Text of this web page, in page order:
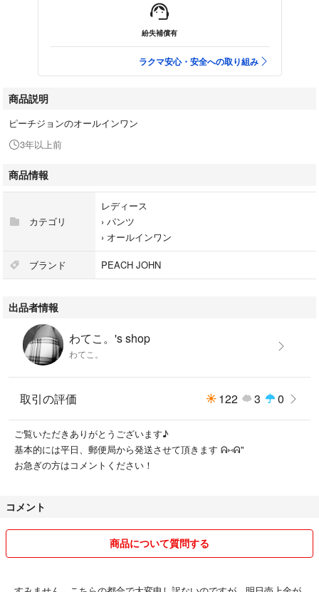
紛失補償有
ラクマ安心・安全への取り組み
商品説明
ピーチジョンのオールインワン
3年以上前
商品情報
カテゴリ
レディース
› パンツ
› オールインワン
ブランド PEACH JOHN
出品者情報
わてこ。's shop
わてこ。
取引の評価 122 3 0
ご覧いただきありがとうございます♪
基本的には平日、郵便局から発送させて頂きます ᕱ⑅︎ᕱ"
お急ぎの方はコメントください！
コメント
商品について質問する